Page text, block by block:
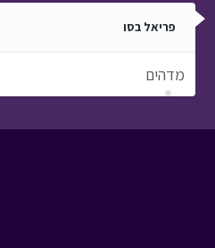
פריאל בסו
מדהים